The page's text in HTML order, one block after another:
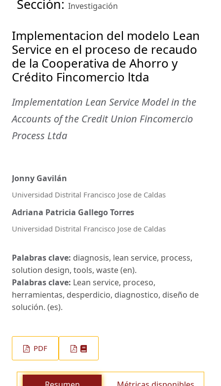
Sección: Investigación
Implementacion del modelo Lean
Service en el proceso de recaudo
de la Cooperativa de Ahorro y
Crédito Fincomercio ltda
Implementation Lean Service Model in the
Accounts of the Credit Union Fincomercio
Process Ltda
Jonny Gavilán
Universidad Distrital Francisco Jose de Caldas
Adriana Patricia Gallego Torres
Universidad Distrital Francisco Jose de Caldas
Palabras clave: diagnosis, lean service, process,
solution design, tools, waste (en).
Palabras clave: Lean service, proceso,
herramientas, desperdicio, diagnostico, diseño de
solución. (es).
PDF